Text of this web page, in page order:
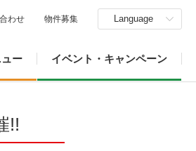
わせ 物件募集 Language
ュー イベント・キャンペーン
!!